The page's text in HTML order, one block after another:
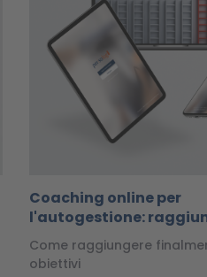
Coaching online per
l'autogestione:
obiettivi meglio e più
velocemente
Come raggiungere
obiettivi